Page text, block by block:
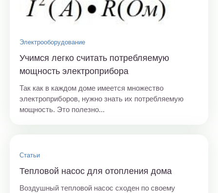
Электрооборудование
Учимся легко считать потребляемую
мощность электроприбора
Так как в каждом доме имеется множество
электроприборов, нужно знать их потребляемую
мощность. Это полезно...
Статьи
Тепловой насос для отопления дома
Воздушный тепловой насос сходен по своему